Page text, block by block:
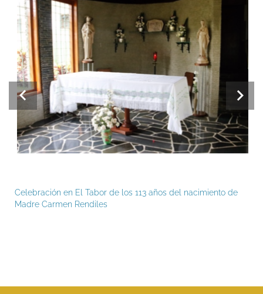
Celebración en El Tabor de los 113 años del nacimiento de
Madre Carmen Rendiles